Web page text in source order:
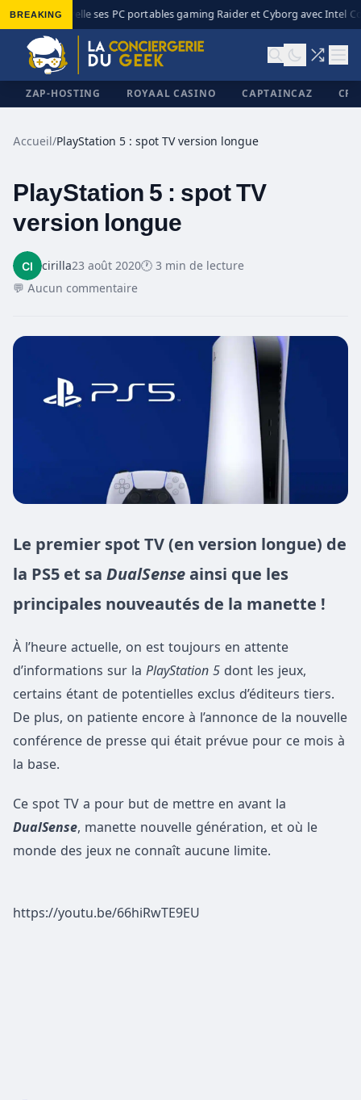
BREAKING
MSI renouvelle ses PC portables gaming Raider et Cyborg avec Intel
ZAP-HOSTING ROYAAL CASINO CAPTAINCAZ
✕
Accueil/PlayStation 5 : spot TV version longue
PlayStation 5 : spot TV
version longue
cirilla23 août 2020🕐 3 min de lecture
💬 Aucun commentaire
Le premier spot TV (en version longue) de
la PS5 et sa DualSense ainsi que les
principales nouveautés de la manette !
À l’heure actuelle, on est toujours en attente
d’informations sur la PlayStation 5 dont les jeux,
certains étant de potentielles exclus d’éditeurs tiers.
De plus, on patiente encore à l’annonce de la nouvelle
conférence de presse qui était prévue pour ce mois à
la base.
Ce spot TV a pour but de mettre en avant la
DualSense, manette nouvelle génération, et où le
monde des jeux ne connaît aucune limite.
https://youtu.be/66hiRwTE9EU